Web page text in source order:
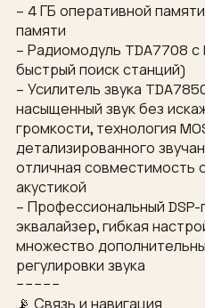
– 4 ГБ оперативной
памяти
– Радиомодуль TDA7708 с
быстрый поиск станций)
– Усилитель звука
насыщенный звук без
громкости, технология
детализированного
отличная совместимость
акустикой
– Профессиональный
эквалайзер, гибкая
множество
регулировки звука
−−−−−
📡 Связь и навигация